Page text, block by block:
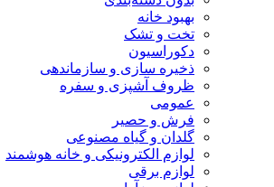
بهبود خانه
تخت و تشک
دکوراسیون
ذخیره سازی و سازماندهی
ظروف آشپزی و سفره
عمومی
فرش و حصیر
گلدان و گیاه مصنوعی
لوازم الکترونیکی و خانه هوشمند
لوازم برقی